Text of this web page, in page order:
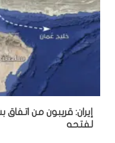
إيران: قريبون من
لفتحه